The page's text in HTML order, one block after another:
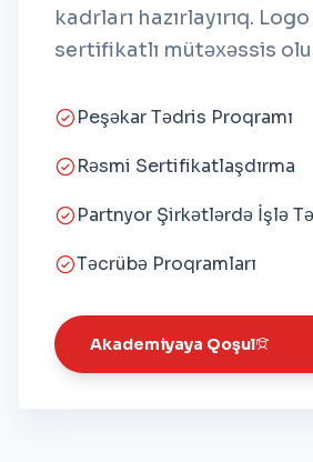
kadrları hazırlayırıq.
sertifikatlı mütəxəssis
Peşəkar Tədris Proqramı
Rəsmi Sertifikatlaşdırma
Partnyor Şirkətlərdə İşlə
Təcrübə Proqramları
Akademiyaya Qoşul